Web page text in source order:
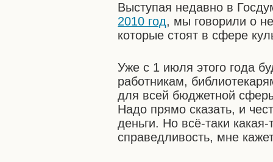
Выступая недавно в
2010 год, мы говорили о
которые стоят в сфере
Уже с 1 июля этого года
работникам,
для всей бюджетной
Надо прямо сказать, и
деньги. Но всё-таки
справедливость, мне